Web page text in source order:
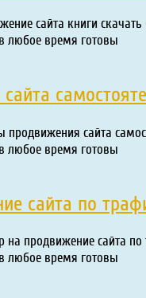
сайта книги скачать
любое время готовы
сайта
любое время готовы
сайта по
продвижение сайта по
любое время готовы